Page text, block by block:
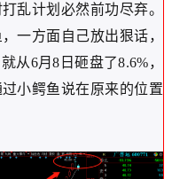
乱计划必然前功尽弃。
一方面自己放出狠话，
从6月8日砸盘了8.6%，
小鳄鱼说在原来的位置